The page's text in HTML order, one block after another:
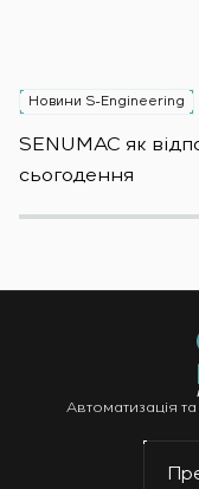
Новини S-Engineering
SENUMAC як
сьогодення
Автоматизація